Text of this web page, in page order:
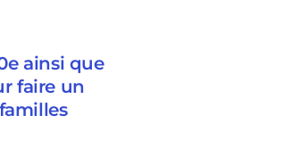
ainsi que
faire un